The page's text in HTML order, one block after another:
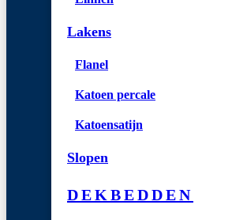
Lakens
Flanel
Katoen percale
Katoensatijn
Slopen
DEKBEDDEN